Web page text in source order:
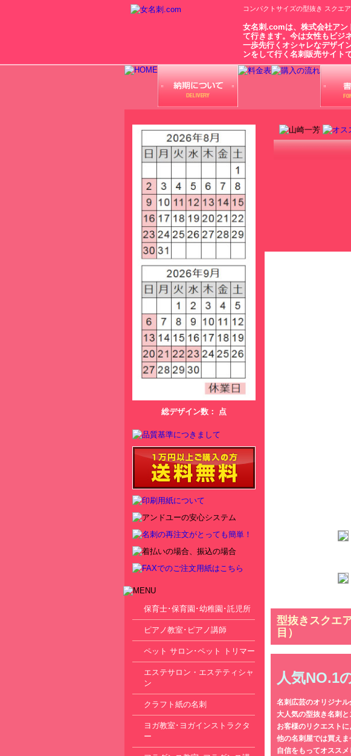
コンパクトサイズの型抜き スクエ
女名刺.comは、株式会社アン
て行きます。今は女性もビジ
一歩先行くオシャレなデザイ
ンをして行く名刺販売サイト
総デザイン数： 点
保育士･保育園･幼稚園･託児所
ピアノ教室･ピアノ講師
ペット サロン･ペット トリマー
エステサロン・エステティシャ
ン
クラフト紙の名刺
ヨガ教室･ヨガインストラクタ
ー
型抜きスクエ
目）
人気NO.1
名刺広芸のオリジナ
大人気の型抜き名刺
お客様のリクエスト
他の名刺屋では買え
自信をもってオスス